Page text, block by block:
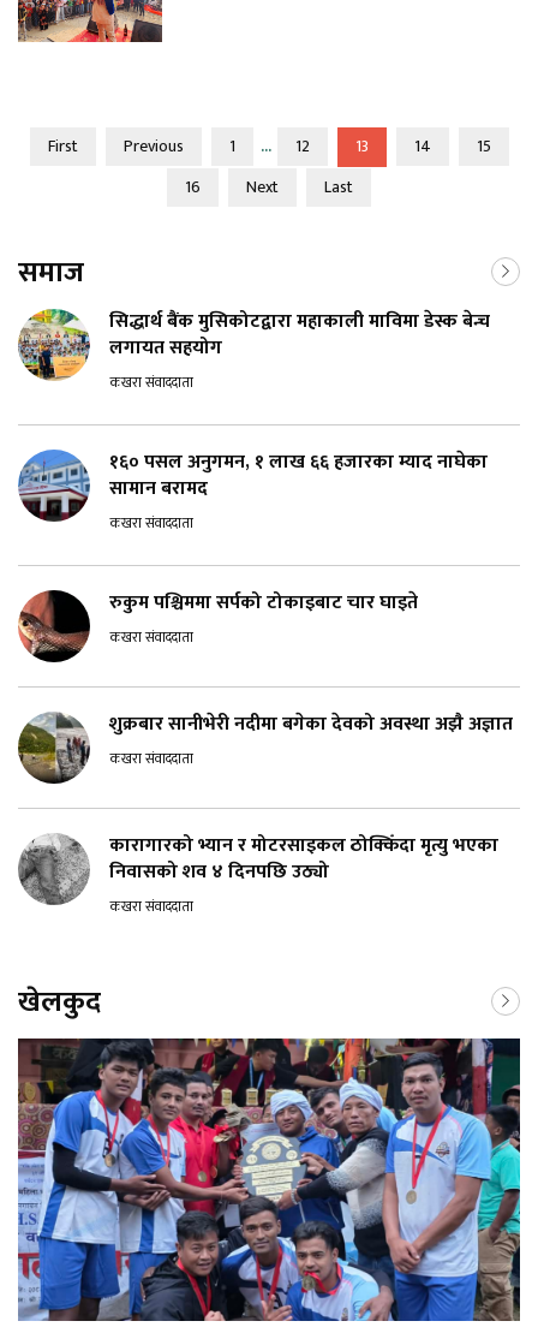
First Previous 1 ... 12 13 14
15
16
Next Last
समाज
सिद्धार्थ बैंक मुसिकोटद्वारा महाकाली माविमा डेस्क बेन्च
लगायत सहयोग
कखरा संवाददाता
१६० पसल अनुगमन, १ लाख ६६ हजारका म्याद नाघेका
सामान बरामद
कखरा संवाददाता
रुकुम पश्चिममा सर्पको टोकाइबाट चार घाइते
कखरा संवाददाता
शुक्रबार सानीभेरी नदीमा बगेका देवको अवस्था अझै अज्ञात
कखरा संवाददाता
कारागारको भ्यान र मोटरसाइकल ठोक्किँदा मृत्यु भएका
निवासको शव ४ दिनपछि उठ्यो
कखरा संवाददाता
खेलकुद